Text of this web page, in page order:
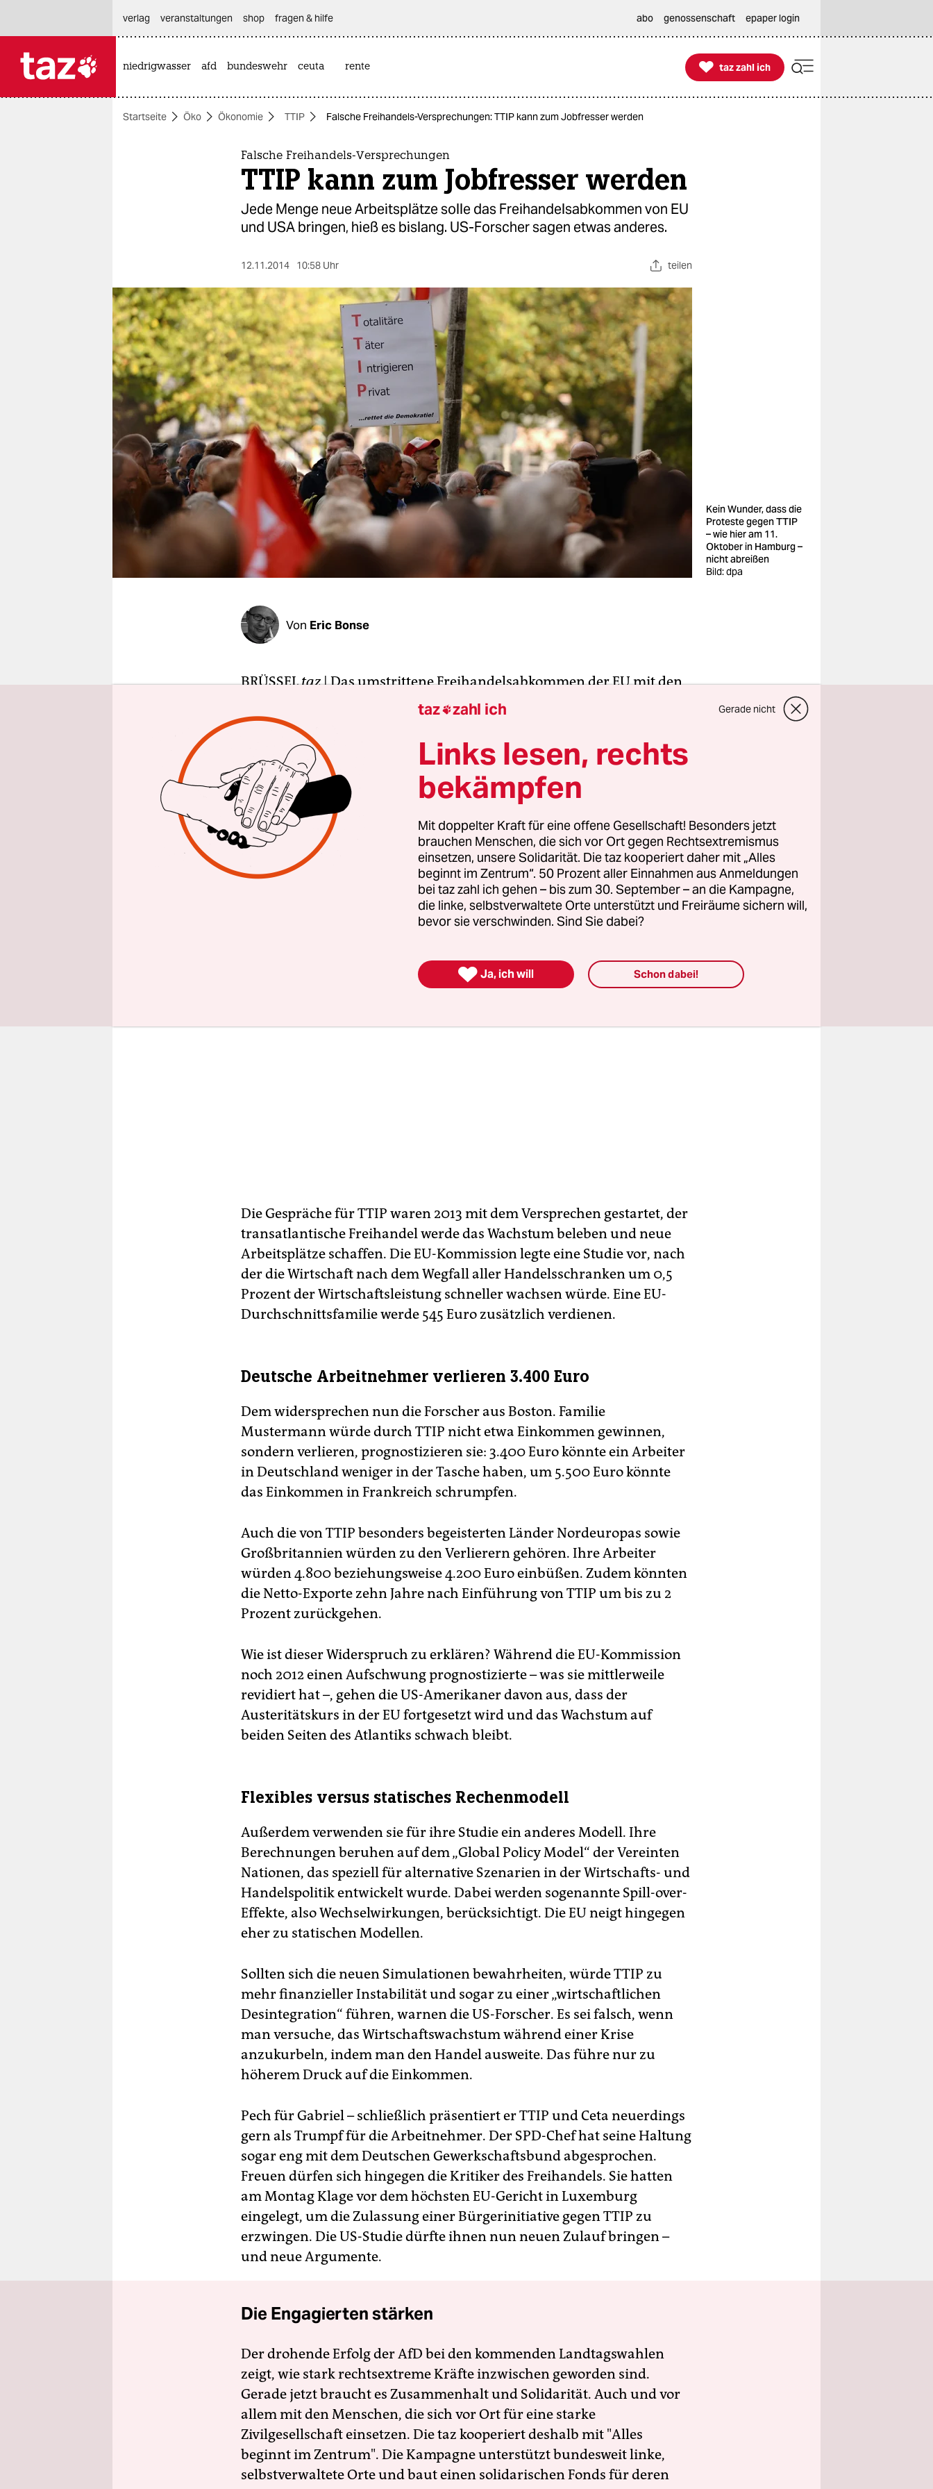
themen
berlin
nord
wahrheit
verlag
verlag
veranstaltungen
shop
fragen & hilfe
unterstützen
verlag
veranstaltungen shop fragen & hilfe abo genossenschaft epaper login
niedrigwasser afd bundeswehr ceuta rente 
taz zahl ich
taz zahl ich
Startseite Öko Ökonomie TTIP Falsche Freihandels-Versprechungen: TTIP kann zum Jobfresser werden
Falsche Freihandels-Versprechungen
TTIP kann zum Jobfresser werden
Jede Menge neue Arbeitsplätze solle das Freihandelsabkommen von EU
und USA bringen, hieß es bislang. US-Forscher sagen etwas anderes.
12.11.2014 10:58 Uhr teilen
Kein Wunder, dass die
Proteste gegen TTIP
– wie hier am 11.
Oktober in Hamburg –
nicht abreißen
Bild: dpa
Von Eric Bonse
BRÜSSELtaz|Das umstrittene Freihandelsabkommen der EU mit den
USA (TTIP) könnte zu Wachstumseinbußen führen und Arbeitsplätze
vernichten. Allein in Deutschland könnten nach der geplanten
Liberalisierung 124.000 Jobs verloren gehen. Zu diesem Ergebnis
kommen US-Forscher der Tufts-Universität in Boston.
DieStudie
widerspricht diametral den optimistischen Annahmen der
EU-Kommission. Auch für Wirtschaftsminister Sigmar Gabriel (SPD) ist
sie ein Dämpfer. Dieser hatte am Montag die neue EU-
Handelskommissarin Cecilia Malmström in Berlin empfangen und
erneut für eine Liberalisierung des Handels geworben. Dabei war
deutlich geworden, dass er den umstrittenen Investorenschutz für
nicht mehr zu verhindern hält.
Die Gespräche für TTIP waren 2013 mit dem Versprechen gestartet, der
transatlantische Freihandel werde das Wachstum beleben und neue
Arbeitsplätze schaffen. Die EU-Kommission legte eine Studie vor, nach
der die Wirtschaft nach dem Wegfall aller Handelsschranken um 0,5
Prozent der Wirtschaftsleistung schneller wachsen würde. Eine EU-
Durchschnittsfamilie werde 545 Euro zusätzlich verdienen.
Deutsche Arbeitnehmer verlieren 3.400 Euro
Dem widersprechen nun die Forscher aus Boston. Familie
Mustermann würde durch TTIP nicht etwa Einkommen gewinnen,
sondern verlieren, prognostizieren sie: 3.400 Euro könnte ein Arbeiter
in Deutschland weniger in der Tasche haben, um 5.500 Euro könnte
das Einkommen in Frankreich schrumpfen.
Auch die von TTIP besonders begeisterten Länder Nordeuropas sowie
Großbritannien würden zu den Verlierern gehören. Ihre Arbeiter
würden 4.800 beziehungsweise 4.200 Euro einbüßen. Zudem könnten
die Netto-Exporte zehn Jahre nach Einführung von TTIP um bis zu 2
Prozent zurückgehen.
Wie ist dieser Widerspruch zu erklären? Während die EU-Kommission
noch 2012 einen Aufschwung prognostizierte – was sie mittlerweile
revidiert hat –, gehen die US-Amerikaner davon aus, dass der
Austeritätskurs in der EU fortgesetzt wird und das Wachstum auf
beiden Seiten des Atlantiks schwach bleibt.
Flexibles versus statisches Rechenmodell
Außerdem verwenden sie für ihre Studie ein anderes Modell. Ihre
Berechnungen beruhen auf dem „Global Policy Model“ der Vereinten
Nationen, das speziell für alternative Szenarien in der Wirtschafts- und
Handelspolitik entwickelt wurde. Dabei werden sogenannte Spill-over-
Effekte, also Wechselwirkungen, berücksichtigt. Die EU neigt hingegen
eher zu statischen Modellen.
Sollten sich die neuen Simulationen bewahrheiten, würde TTIP zu
mehr finanzieller Instabilität und sogar zu einer „wirtschaftlichen
Desintegration“ führen, warnen die US-Forscher. Es sei falsch, wenn
man versuche, das Wirtschaftswachstum während einer Krise
anzukurbeln, indem man den Handel ausweite. Das führe nur zu
höherem Druck auf die Einkommen.
Pech für Gabriel – schließlich präsentiert er TTIP und Ceta neuerdings
gern als Trumpf für die Arbeitnehmer. Der SPD-Chef hat seine Haltung
sogar eng mit dem Deutschen Gewerkschaftsbund abgesprochen.
Freuen dürfen sich hingegen die Kritiker des Freihandels. Sie hatten
am Montag Klage vor dem höchsten EU-Gericht in Luxemburg
eingelegt, um die Zulassung einer Bürgerinitiative gegen TTIP zu
erzwingen. Die US-Studie dürfte ihnen nun neuen Zulauf bringen –
und neue Argumente.
Die Engagierten stärken
Der drohende Erfolg der AfD bei den kommenden Landtagswahlen
zeigt, wie stark rechtsextreme Kräfte inzwischen geworden sind.
Gerade jetzt braucht es Zusammenhalt und Solidarität. Auch und vor
allem mit den Menschen, die sich vor Ort für eine starke
Zivilgesellschaft einsetzen. Die taz kooperiert deshalb mit "Alles
beginnt im Zentrum". Die Kampagne unterstützt bundesweit linke,
selbstverwaltete Orte und baut einen solidarischen Fonds für deren
taz zahl ich Gerade nicht
Links lesen, rechts
bekämpfen
Mit doppelter Kraft für eine offene Gesellschaft! Besonders jetzt
brauchen Menschen, die sich vor Ort gegen Rechtsextremismus
einsetzen, unsere Solidarität. Die taz kooperiert daher mit „Alles
beginnt im Zentrum“. 50 Prozent aller Einnahmen aus Anmeldungen
bei taz zahl ich gehen – bis zum 30. September – an die Kampagne,
die linke, selbstverwaltete Orte unterstützt und Freiräume sichern will,
bevor sie verschwinden. Sind Sie dabei?
 Ja, ich will Schon dabei!